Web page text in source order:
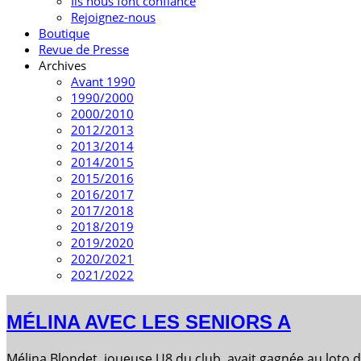
Rejoignez-nous
Boutique
Revue de Presse
Archives
Avant 1990
1990/2000
2000/2010
2012/2013
2013/2014
2014/2015
2015/2016
2016/2017
2017/2018
2018/2019
2019/2020
2020/2021
2021/2022
MÉLINA AVEC LES SENIORS A